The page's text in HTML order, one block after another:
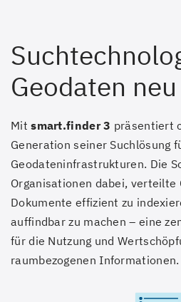
Geodaten
Mitsmart.finder 3 präsentiert
Generation seiner Suchlösung
Geodateninfrastrukturen. Die
Organisationen dabei, verteilte
Dokumente effizient zu
auffindbar zu machen – eine
für die Nutzung und
raumbezogenen Informationen.